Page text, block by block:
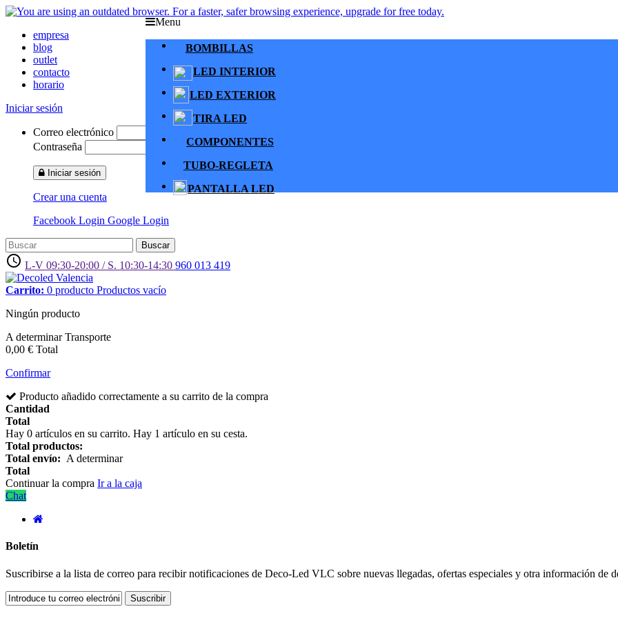
empresa
blog
outlet
contacto
horario
Iniciar sesión
Correo electrónico
Contraseña
Iniciar sesión
Crear una cuenta
Facebook Login Google Login
Buscar
access_time L-V 09:30-20:00 / S. 10:30-14:30 960 013 419
Carrito: 0 producto Productos vacío
Ningún producto
A determinarTransporte
0,00 € Total
Confirmar
Producto añadido correctamente a su carrito de la compra
Cantidad
Total
Hay 0 artículos en su carrito. Hay 1 artículo en su cesta.
Total productos:
Total envío: A determinar
Total
Continuar la compra Ir a la caja
Menu
BOMBILLAS
LED INTERIOR
LED EXTERIOR
TIRA LED
COMPONENTES
TUBO-REGLETA
PANTALLA LED
Chat
Boletín
Suscribirse a la lista de correo para recibir notificaciones de Deco-Led VLC sobre nuevas llegadas, ofertas especiales y otra información de
Suscribir